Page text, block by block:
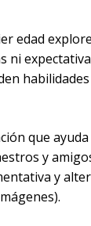
edad
ni
habilidades
que
y
y